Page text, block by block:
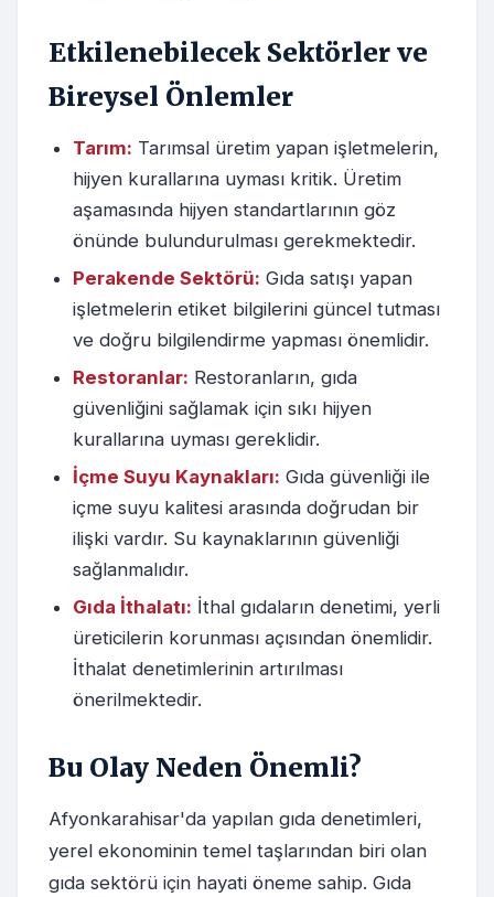
Etkilenebilecek Sektörler ve
Bireysel Önlemler
Tarım: Tarımsal üretim yapan işletmelerin,
hijyen kurallarına uyması kritik. Üretim
aşamasında hijyen standartlarının göz
önünde bulundurulması gerekmektedir.
Perakende Sektörü: Gıda satışı yapan
işletmelerin etiket bilgilerini güncel tutması
ve doğru bilgilendirme yapması önemlidir.
Restoranlar: Restoranların, gıda
güvenliğini sağlamak için sıkı hijyen
kurallarına uyması gereklidir.
İçme Suyu Kaynakları: Gıda güvenliği ile
içme suyu kalitesi arasında doğrudan bir
ilişki vardır. Su kaynaklarının güvenliği
sağlanmalıdır.
Gıda İthalatı: İthal gıdaların denetimi, yerli
üreticilerin korunması açısından önemlidir.
İthalat denetimlerinin artırılması
önerilmektedir.
Bu Olay Neden Önemli?
Afyonkarahisar'da yapılan gıda denetimleri,
yerel ekonominin temel taşlarından biri olan
gıda sektörü için hayati öneme sahip. Gıda